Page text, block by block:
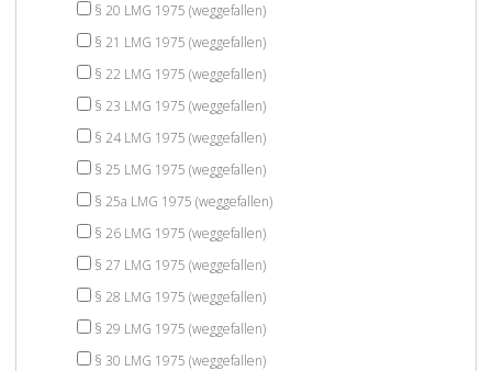
§ 20 LMG 1975 (weggefallen)
§ 21 LMG 1975 (weggefallen)
§ 22 LMG 1975 (weggefallen)
§ 23 LMG 1975 (weggefallen)
§ 24 LMG 1975 (weggefallen)
§ 25 LMG 1975 (weggefallen)
§ 25a LMG 1975 (weggefallen)
§ 26 LMG 1975 (weggefallen)
§ 27 LMG 1975 (weggefallen)
§ 28 LMG 1975 (weggefallen)
§ 29 LMG 1975 (weggefallen)
§ 30 LMG 1975 (weggefallen)